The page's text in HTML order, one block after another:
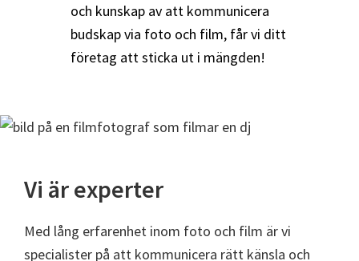
och kunskap av att kommunicera
budskap via foto och film, får vi ditt
företag att sticka ut i mängden!
Vi är experter
Med lång erfarenhet inom foto och film är vi
specialister på att kommunicera rätt känsla och